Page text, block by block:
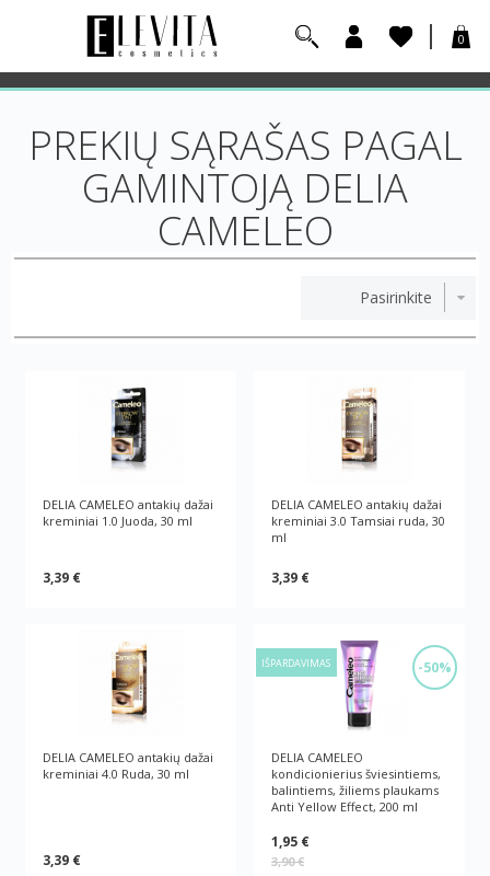
0
PREKIŲ SĄRAŠAS PAGAL
GAMINTOJĄ DELIA
CAMELEO
DELIA CAMELEO antakių dažai
kreminiai 1.0 Juoda, 30 ml
3,39 €
DELIA CAMELEO antakių dažai
kreminiai 3.0 Tamsiai ruda, 30
ml
3,39 €
DELIA CAMELEO antakių dažai
kreminiai 4.0 Ruda, 30 ml
3,39 €
-50%
IŠPARDAVIMAS
DELIA CAMELEO
kondicionierius šviesintiems,
balintiems, žiliems plaukams
Anti Yellow Effect, 200 ml
1,95 €
3,90 €